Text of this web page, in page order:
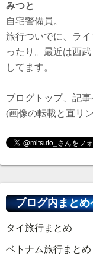
みつと
自宅警備員。
旅行ついでに、ラ
ったり。最近は西
してます。
ブログトップ、記
(画像の転載と直リ
ブログ内まとめ
タイ旅行まとめ
ベトナム旅行まとめ